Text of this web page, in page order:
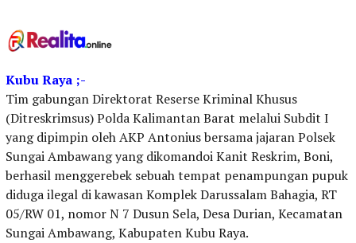
Kubu Raya ;-
Tim gabungan Direktorat Reserse Kriminal Khusus
(Ditreskrimsus) Polda Kalimantan Barat melalui Subdit I
yang dipimpin oleh AKP Antonius bersama jajaran Polsek
Sungai Ambawang yang dikomandoi Kanit Reskrim, Boni,
berhasil menggerebek sebuah tempat penampungan pupuk
diduga ilegal di kawasan Komplek Darussalam Bahagia, RT
05/RW 01, nomor N 7 Dusun Sela, Desa Durian, Kecamatan
Sungai Ambawang, Kabupaten Kubu Raya.